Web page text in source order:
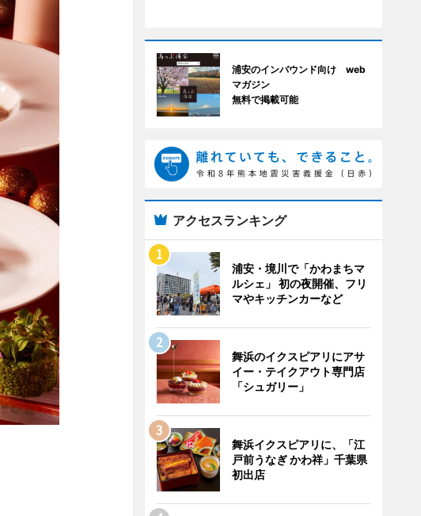
浦安のインバウンド向け web
マガジン
無料で掲載可能
アクセスランキング
浦安・境川で「かわまちマ
ルシェ」 初の夜開催、フリ
マやキッチンカーなど
舞浜のイクスピアリにアサ
イー・テイクアウト専門店
「シュガリー」
舞浜イクスピアリに、「江
戸前うなぎ かわ祥」千葉県
初出店